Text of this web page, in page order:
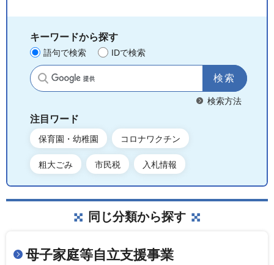
キーワードから探す
語句で検索 IDで検索
サイト内検索
検索方法
注目ワード
保育園・幼稚園 コロナワクチン
粗大ごみ 市民税 入札情報
同じ分類から探す
母子家庭等自立支援事業